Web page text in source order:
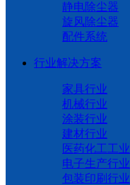
静电除尘器
旋风除尘器
配件系统
行业解决方案
家具行业
机械行业
涂装行业
建材行业
医药化工工业
电子生产行业
包装印刷行业